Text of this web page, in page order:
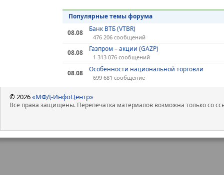
Популярные темы форума
08.08
Банк ВТБ (VTBR)
476 206 сообщений
08.08 Газпром – акции (GAZP)
1 313 076 сообщений
08.08 Особенности национальной торговли
699 681 сообщение
© 2026«МФД-ИнфоЦентр»
Все права защищены. Перепечатка материалов возможна только со